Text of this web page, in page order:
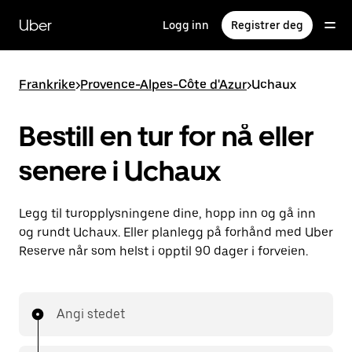
hovedinnholdet
Uber Logg inn Registrer deg
Frankrike>Provence-Alpes-Côte d'Azur>Uchaux
Bestill en tur for nå eller
senere i Uchaux
Legg til turopplysningene dine, hopp inn og gå inn
og rundt Uchaux. Eller planlegg på forhånd med Uber
Reserve når som helst i opptil 90 dager i forveien.
Angi stedet